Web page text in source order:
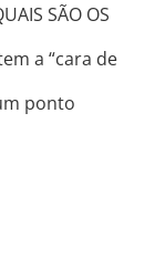
SÃO OS
a “cara de
ponto